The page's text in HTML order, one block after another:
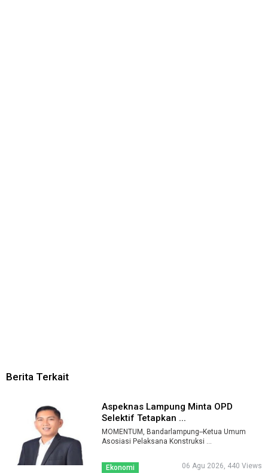
Berita Terkait
Aspeknas Lampung Minta OPD
Selektif Tetapkan ...
MOMENTUM, Bandarlampung--Ketua Umum
Asosiasi Pelaksana Konstruksi ...
Ekonomi 06 Agu 2026, 440 Views